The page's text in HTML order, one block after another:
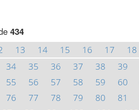
434
13 14 15 16 17 18
34 35 36 37 38 39
55 56 57 58 59 60
76 77 78 79 80 81